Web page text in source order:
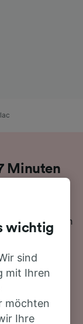
Minuten
von Agde nach
uns sind Sie
von Agde
Züge am
Agde
wichtig
sind
mit Ihren
möchten
Ihre